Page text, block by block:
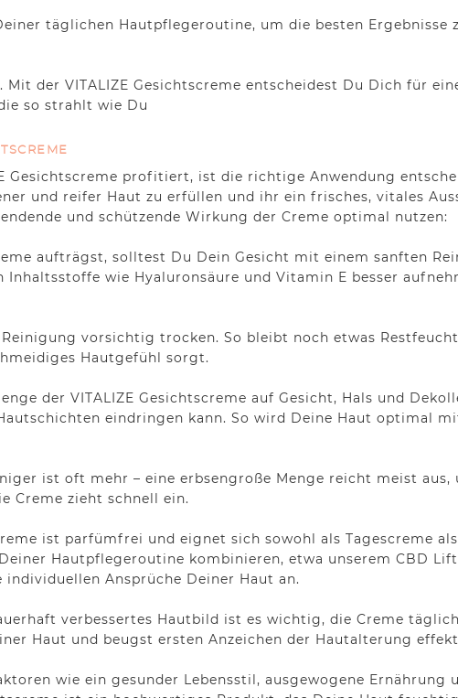
täglichen Hautpflegeroutine, um die besten Ergebnisse
der VITALIZE Gesichtscreme entscheidest Du Dich für
so strahlt wie Du
Gesichtscreme profitiert, ist die richtige Anwendung
und reifer Haut zu erfüllen und ihr ein frisches, vitales
und schützende Wirkung der Creme optimal nutzen:
aufträgst, solltest Du Dein Gesicht mit einem sanften
wie Hyaluronsäure und Vitamin E besser
vorsichtig trocken. So bleibt noch etwas
Hautgefühl sorgt.
der VITALIZE Gesichtscreme auf Gesicht, Hals und
eindringen kann. So wird Deine Haut optimal
ist oft mehr – eine erbsengroße Menge reicht meist
Creme zieht schnell ein.
ist parfümfrei und eignet sich sowohl als Tagescreme
Hautpflegeroutine kombinieren, etwa unserem CBD
Ansprüche Deiner Haut an.
verbessertes Hautbild ist es wichtig, die Creme
Haut und beugst ersten Anzeichen der Hautalterung
wie ein gesunder Lebensstil, ausgewogene Ernährung